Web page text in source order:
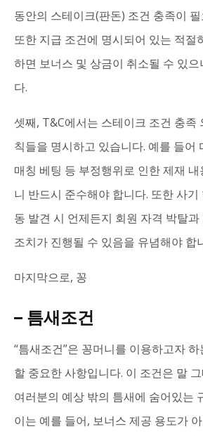
동안의 스테이크(판돈) 조건 충족이
또한 지급 조건에 명시되어 있는 적절
하면 보너스 및 상금이 취소될 수 있
다.
셋째, T&C에서는 스테이크 조건 충족
칙들을 명시하고 있습니다. 예를 들어
매칭 베팅 등 부정행위로 인한 제재
니 반드시 준수해야 합니다. 또한 사
동 발견 시 언제든지 회원 자격 박탈
조치가 진행될 수 있음을 유념해야 합
마지막으로, 꽁
– 틈새조건
“틈새조건”은 꽁머니를 이용하고자
할 중요한 사항입니다. 이 조건은 말
여러분의 예상 밖의 틈새에 숨어있는
이는 예를 들어, 보너스 제공 용도가